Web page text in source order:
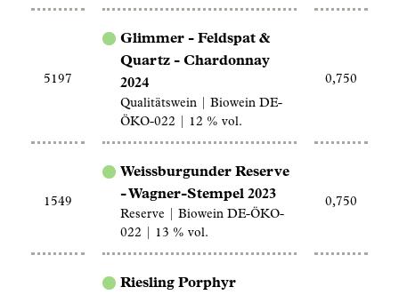
5197
Glimmer - Feldspat &
Quartz - Chardonnay
2024
Qualitätswein | Biowein DE-
ÖKO-022 | 12 % vol.
0,750
1549
Weissburgunder Reserve
- Wagner-Stempel 2023
Reserve | Biowein DE-ÖKO-
022 | 13 % vol.
0,750
Riesling Porphyr